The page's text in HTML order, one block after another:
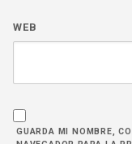
WEB
GUARDA MI NOMBRE,